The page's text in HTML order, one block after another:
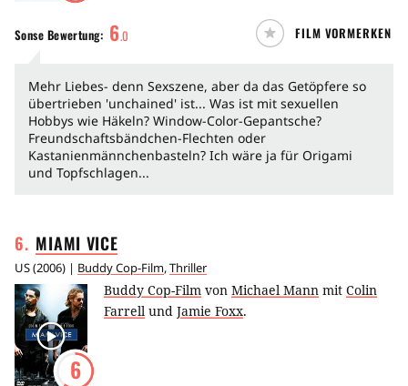
Sonse Bewertung: 6.0 FILM VORMERKEN
Mehr Liebes- denn Sexszene, aber da das Getöpfere so
übertrieben 'unchained' ist... Was ist mit sexuellen
Hobbys wie Häkeln? Window-Color-Gepantsche?
Freundschaftsbändchen-Flechten oder
Kastanienmännchenbasteln? Ich wäre ja für Origami
und Topfschlagen...
6. MIAMI VICE
US(2006) | Buddy Cop-Film,Thriller
6
Buddy Cop-Film von Michael Mann mit Colin
Farrell und Jamie Foxx.